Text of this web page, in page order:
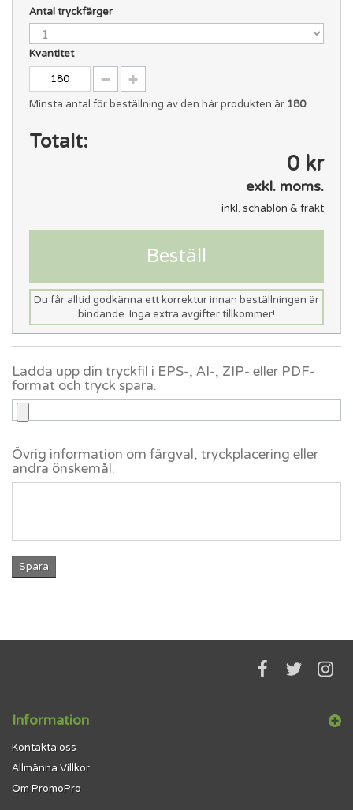
Antal tryckfärger
Kvantitet
Minsta antal för beställning av den här produkten är 180
Totalt:
0 kr
exkl. moms.
inkl. schablon & frakt
Beställ
Du får alltid godkänna ett korrektur innan beställningen är
bindande. Inga extra avgifter tillkommer!
Ladda upp din tryckfil i EPS-, AI-, ZIP- eller PDF-
format och tryck spara.
Övrig information om färgval, tryckplacering eller
andra önskemål.
Spara
Information
Kontakta oss
Allmänna Villkor
Om PromoPro